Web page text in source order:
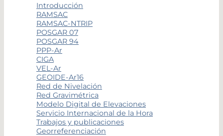
Introducción
RAMSAC
RAMSAC-NTRIP
POSGAR 07
POSGAR 94
PPP-Ar
CIGA
VEL-Ar
GEOIDE-Ar16
Red de Nivelación
Red Gravimétrica
Modelo Digital de Elevaciones
Servicio Internacional de la Hora
Trabajos y publicaciones
Georreferenciación